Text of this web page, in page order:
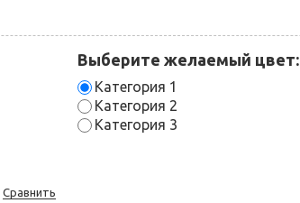
Сравнить
Выберите желаемый цвет:
Категория 1
Категория 2
Категория 3